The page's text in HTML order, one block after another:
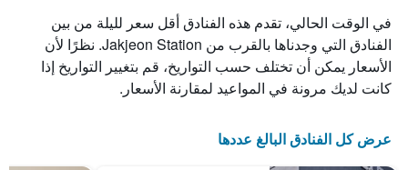
في الوقت الحالي، تقدم هذه الفنادق أقل سعر لليلة من بين
الفنادق التي وجدناها بالقرب من Jakjeon Station. نظرًا لأن
الأسعار يمكن أن تختلف حسب التواريخ، قم بتغيير التواريخ إذا
كانت لديك مرونة في المواعيد لمقارنة الأسعار.
عرض كل الفنادق البالغ عددها